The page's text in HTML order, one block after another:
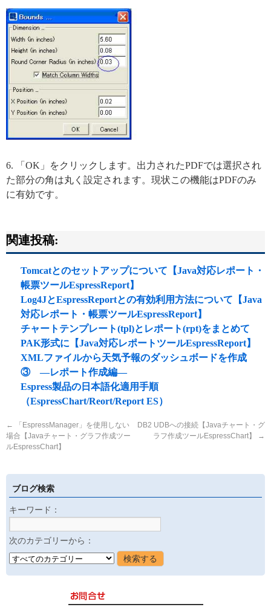
6. 「OK」をクリックします。出力されたPDFでは選択され
た部分の角は丸く設定されます。現状この機能はPDFのみ
に有効です。
関連投稿:
Tomcatとのセットアップについて【Java対応レポート・
帳票ツールEspressReport】
Log4JとEspressReportとの有効利用方法について【Java
対応レポート・帳票ツールEspressReport】
チャートテンプレート(tpl)とレポート(rpt)をまとめて
PAK形式に【Java対応レポートツールEspressReport】
XMLファイルから天気予報のダッシュボードを作成
③ ―レポート作成編―
Espress製品の日本語化適用手順
（EspressChart/Reort/Report ES）
←
「EspressManager」を使用しない
場合【Javaチャート・グラフ作成ツー
ルEspressChart】
DB2 UDBへの接続【Javaチャート・グ
ラフ作成ツールEspressChart】
→
ブログ検索
キーワード：
次のカテゴリーから：